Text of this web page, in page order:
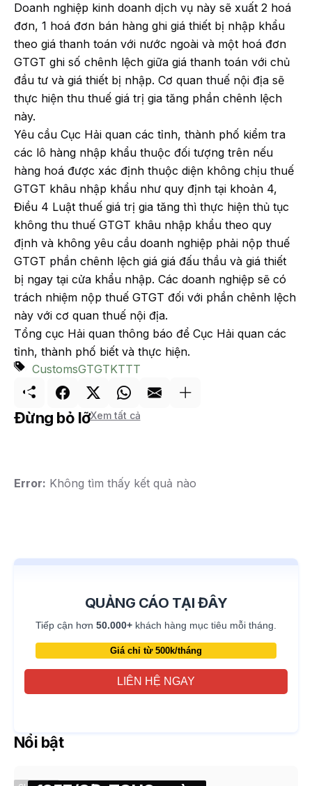
Doanh nghiệp kinh doanh dịch vụ này sẽ xuất 2 hoá
đơn, 1 hoá đơn bán hàng ghi giá thiết bị nhập khẩu
theo giá thanh toán với nước ngoài và một hoá đơn
GTGT ghi số chênh lệch giữa giá thanh toán với chủ
đầu tư và giá thiết bị nhập. Cơ quan thuế nội địa sẽ
thực hiện thu thuế giá trị gia tăng phần chênh lệch
này.
Yêu cầu Cục Hải quan các tỉnh, thành phố kiểm tra
các lô hàng nhập khẩu thuộc đối tượng trên nếu
hàng hoá được xác định thuộc diện không chịu thuế
GTGT khâu nhập khẩu như quy định tại khoản 4,
Điều 4 Luật thuế giá trị gia tăng thì thực hiện thủ tục
không thu thuế GTGT khâu nhập khẩu theo quy
định và không yêu cầu doanh nghiệp phải nộp thuế
GTGT phần chênh lệch giá giá đấu thầu và giá thiết
bị ngay tại cửa khẩu nhập. Các doanh nghiệp sẽ có
trách nhiệm nộp thuế GTGT đối với phần chênh lệch
này với cơ quan thuế nội địa.
Tổng cục Hải quan thông báo để Cục Hải quan các
tỉnh, thành phố biết và thực hiện.
CustomsGTGTKTTT
Đừng bỏ lỡXem tất cả
Error: Không tìm thấy kết quả nào
QUẢNG CÁO TẠI ĐÂY
Tiếp cận hơn 50.000+ khách hàng mục tiêu mỗi tháng.
Giá chỉ từ 500k/tháng
LIÊN HỆ NGAY
Nổi bật